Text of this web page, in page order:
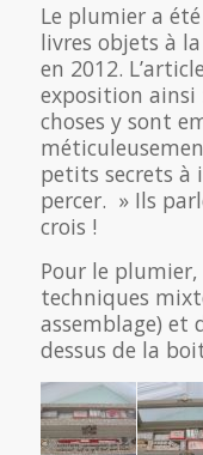
Le plumier a
livres objets à
en 2012.
exposition ainsi
choses y sont
petits secrets à
percer. » Ils
crois !
Pour le
techniques
assemblage) et
dessus de la